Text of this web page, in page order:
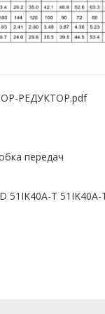
РЕДУКТОР.pdf
передач
51IK40A-T